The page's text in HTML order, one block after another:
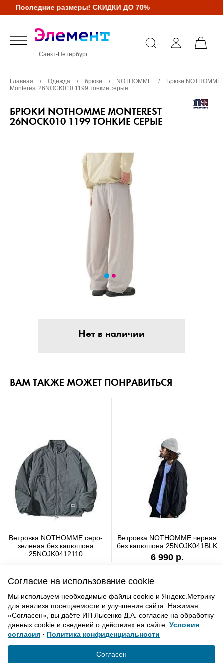
Последние размеры! СКИДКИ ДО 70%
Санкт-Петербург
Главная / Одежда / брюки / NOTHOMME /
Брюки NOTHOMME
Monterest 26NOCK010 1199 тонкие серые
БРЮКИ NOTHOMME MONTEREST
26NOCK010 1199 ТОНКИЕ СЕРЫЕ
Нет в наличии
ВАМ ТАКЖЕ МОЖЕТ ПОНРАВИТЬСЯ
Ветровка NOTHOMME серо-
зеленая без капюшона
25NOJK0412110
Ветровка NOTHOMME черная
без капюшона 25NOJK041BLK
6 990 р.
Согласие на использование cookie
Мы используем необходимые файлы cookie и Яндекс.Метрику
для анализа посещаемости и улучшения сайта. Нажимая
«Согласен», вы даёте ИП Лысенко Д.А. согласие на обработку
данных cookie и сведений о действиях на сайте. Условия
согласия · Политика конфиденциальности
Согласен